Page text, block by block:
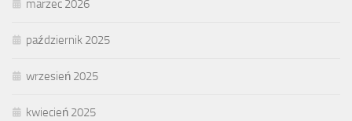
marzec 2026
październik 2025
wrzesień 2025
kwiecień 2025